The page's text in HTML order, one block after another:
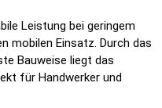
Leistung bei geringem
mobilen Einsatz. Durch das
Bauweise liegt das
für Handwerker und